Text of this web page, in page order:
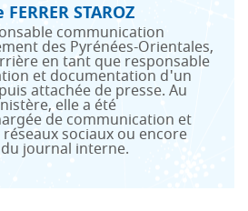
STAROZ
communication
des Pyrénées-Orientales,
en tant que responsable
et documentation d'un
attachée de presse. Au
elle a été
de communication et
sociaux ou encore
journal interne.